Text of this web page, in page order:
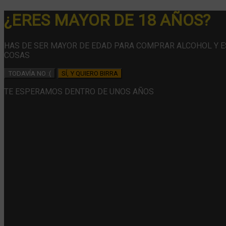
¿ERES MAYOR DE 18 AÑOS?
HAS DE SER MAYOR DE EDAD PARA COMPRAR ALCOHOL Y
COSAS
TODAVÍA NO :( SÍ, Y QUIERO BIRRA
TE ESPERAMOS DENTRO DE UNOS AÑOS